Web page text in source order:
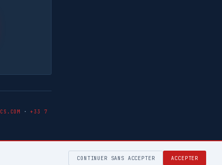
·+33 7
CONTINUER SANS ACCEPTER ACCEPTER